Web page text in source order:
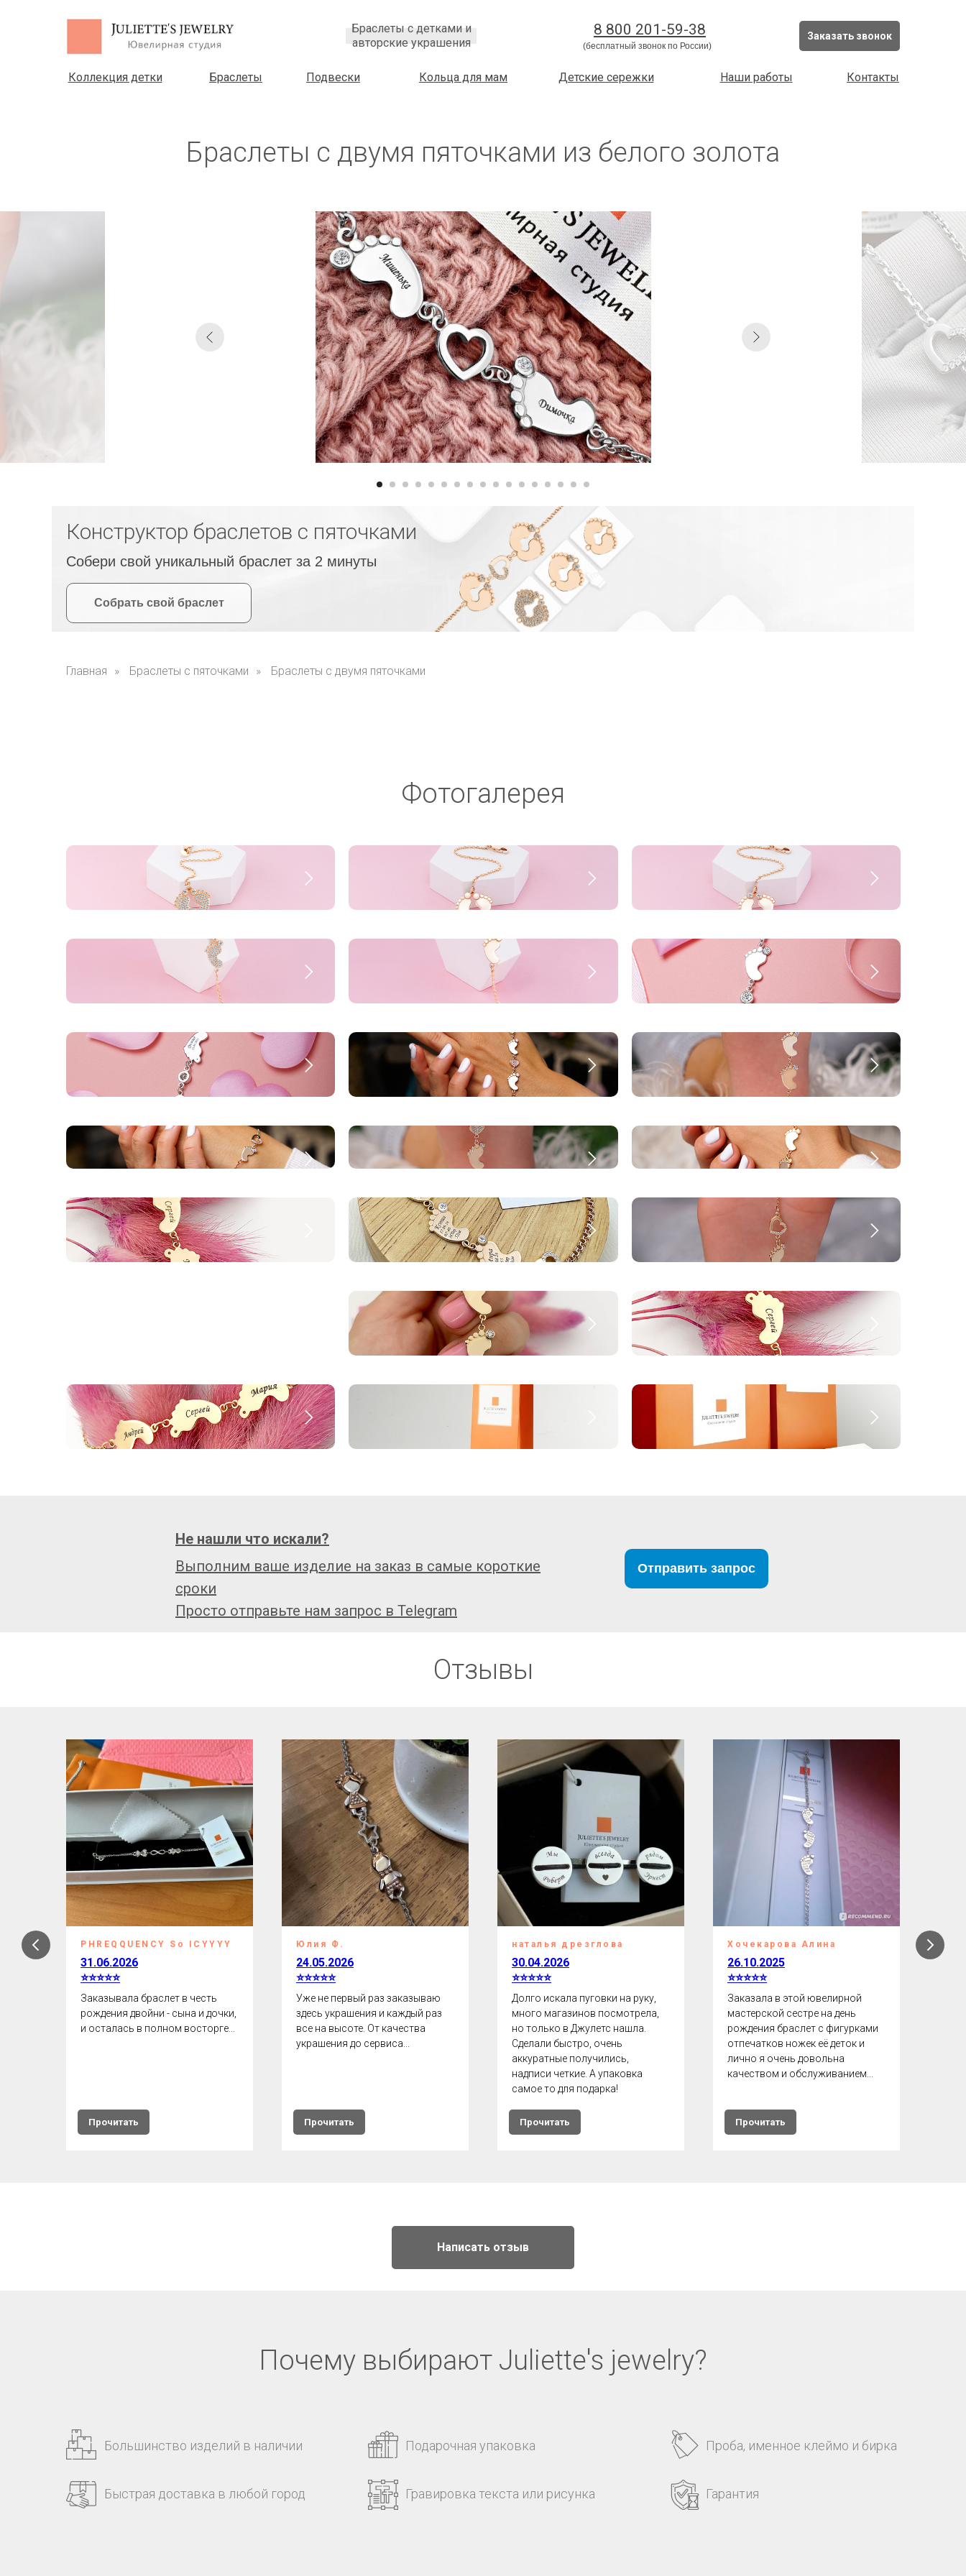
Заказать звонок
8 800 201-59-38
(бесплатный звонок по России)
Браслеты с детками и
авторские украшения
Детские сережки Контакты
Коллекция детки Браслеты Кольца для мам
Подвески Наши работы
Браслеты с двумя пяточками из белого золота
Собери свой уникальный браслет за 2 минуты
Конструктор браслетов с пяточками
Собрать свой браслет
Главная » Браслеты с пяточками » Браслеты с двумя пяточками
Фотогалерея
Отправить запрос
Выполним ваше изделие на заказ в самые короткие
сроки
Просто отправьте нам запрос в Telegram
Не нашли что искали?
Отзывы
PHREQQUENCY So ICYYYY
31.06.2026
⭐⭐⭐⭐⭐
Заказывала браслет в честь
рождения двойни - сына и дочки,
и осталась в полном восторге...
Прочитать
Юлия Ф.
24.05.2026
⭐⭐⭐⭐⭐
Уже не первый раз заказываю
здесь украшения и каждый раз
все на высоте. От качества
украшения до сервиса...
Прочитать
наталья дрезглова
30.04.2026
⭐⭐⭐⭐⭐
Долго искала пуговки на руку,
много магазинов посмотрела,
но только в Джулетс нашла.
Сделали быстро, очень
аккуратные получились,
надписи четкие. А упаковка
самое то для подарка!
Прочитать
Хочекарова Алина
26.10.2025
⭐⭐⭐⭐⭐
Заказала в этой ювелирной
мастерской сестре на день
рождения браслет с фигурками
отпечатков ножек её деток и
лично я очень довольна
качеством и обслуживанием...
Прочитать
Написать отзыв
Почему выбирают Juliette's jewelry?
Большинство изделий в наличии
Быстрая доставка в любой город
Подарочная упаковка
Гравировка текста или рисунка
Проба, именное клеймо и бирка
Гарантия